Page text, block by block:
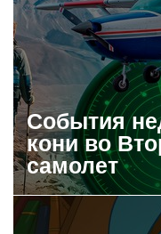
События
кони во
самолет